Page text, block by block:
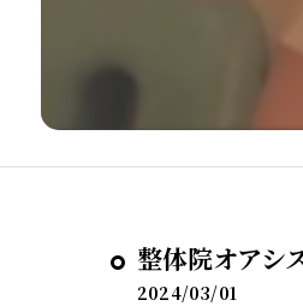
整体院オアシ
2024/03/01